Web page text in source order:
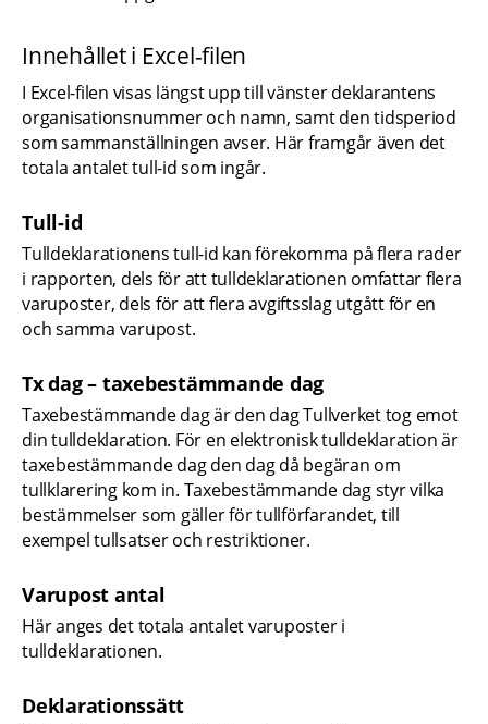
Innehållet i Excel-filen
I Excel-filen visas längst upp till vänster deklarantens
organisationsnummer och namn, samt den tidsperiod
som sammanställningen avser. Här framgår även det
totala antalet tull-id som ingår.
Tull-id
Tulldeklarationens tull-id kan förekomma på flera rader
i rapporten, dels för att tulldeklarationen omfattar flera
varuposter, dels för att flera avgiftsslag utgått för en
och samma varupost.
Tx dag – taxebestämmande dag
Taxebestämmande dag är den dag Tullverket tog emot
din tulldeklaration. För en elektronisk tulldeklaration är
taxebestämmande dag den dag då begäran om
tullklarering kom in. Taxebestämmande dag styr vilka
bestämmelser som gäller för tullförfarandet, till
exempel tullsatser och restriktioner.
Varupost antal
Här anges det totala antalet varuposter i
tulldeklarationen.
Deklarationssätt